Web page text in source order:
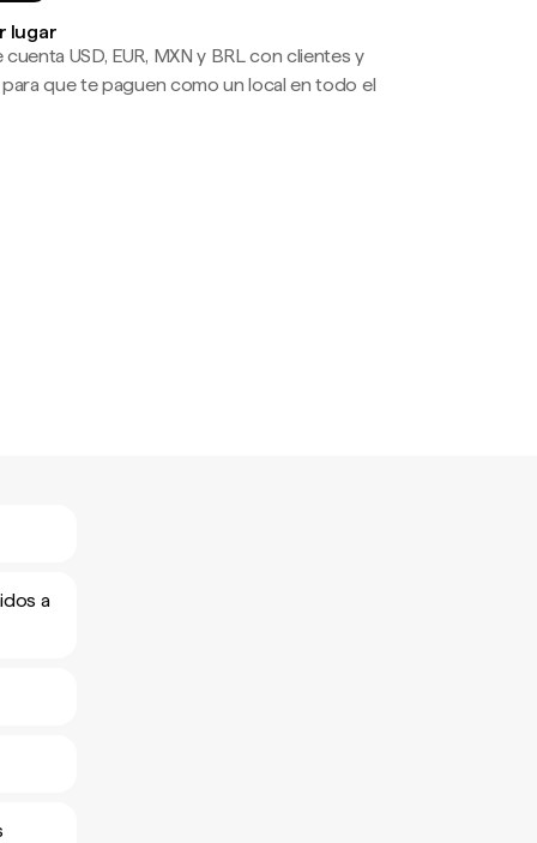
lugar
USD, EUR, MXN y BRL con clientes y
que te paguen como un local en todo el
a